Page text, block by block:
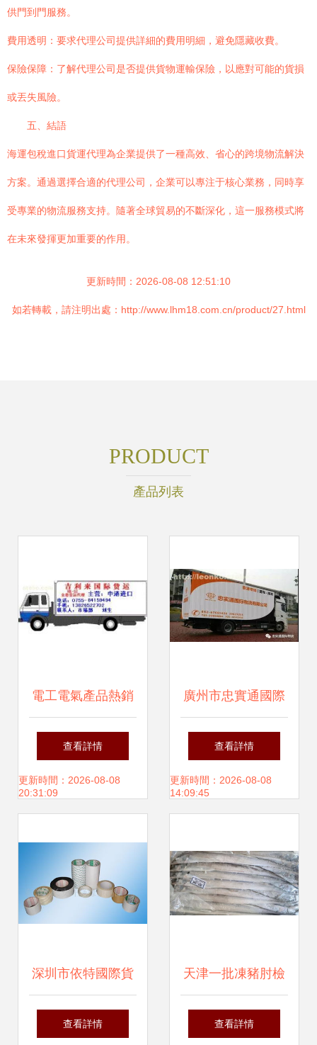
供門到門服務。
費用透明：要求代理公司提供詳細的費用明細，避免隱藏收費。
保險保障：了解代理公司是否提供貨物運輸保險，以應對可能的貨損
或丟失風險。
五、結語
海運包稅進口貨運代理為企業提供了一種高效、省心的跨境物流解決
方案。通過選擇合適的代理公司，企業可以專注于核心業務，同時享
受專業的物流服務支持。隨著全球貿易的不斷深化，這一服務模式將
在未來發揮更加重要的作用。
更新時間：2026-08-08 12:51:10
如若轉載，請注明出處：http://www.lhm18.com.cn/product/27.html
PRODUCT
產品列表
電工電氣產品熱銷
季來臨，專業貨運
代理助力商家搶占
查看詳情
更新時間：2026-08-08
20:31:09
廣州市忠實通國際
貨運代理有限責任
公司攜手阿土伯
熱賣促銷新篇章
查看詳情
更新時間：2026-08-08
14:09:45
深圳市依特國際貨
運代理公司 專業膠
查看詳情
天津一批凍豬肘檢
出新冠陽性事件 緊
查看詳情